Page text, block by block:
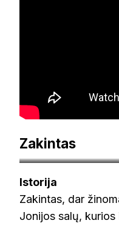
Zakintas
Istorija
Zakintas, dar
Jonijos salų,